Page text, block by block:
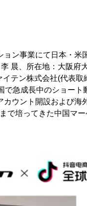
ョン事業にて日本・米
晨、所在地：大阪府
テン株式会社(代表取
で急成長中のショート
カウント開設および海
で培ってきた中国マー